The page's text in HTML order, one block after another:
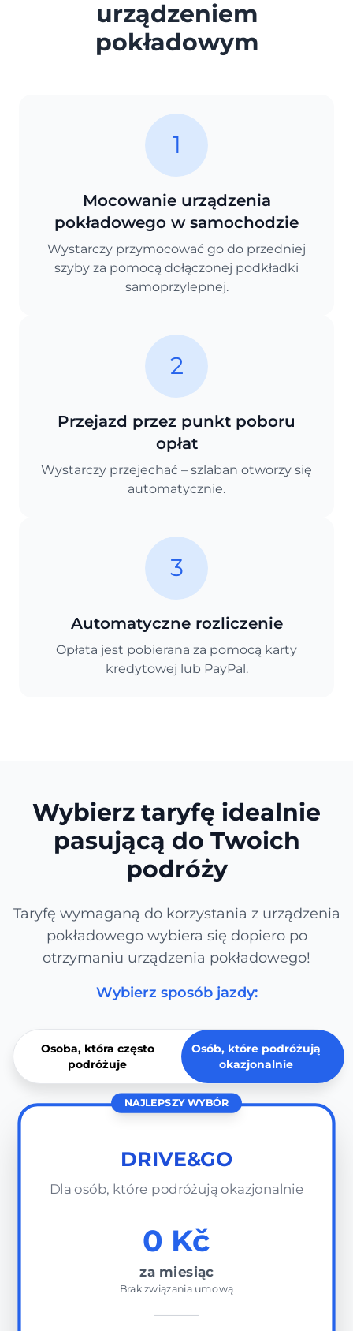
urządzeniem
pokładowym
1
Mocowanie urządzenia
pokładowego w samochodzie
Wystarczy przymocować go do przedniej
szyby za pomocą dołączonej podkładki
samoprzylepnej.
2
Przejazd przez punkt poboru
opłat
Wystarczy przejechać – szlaban otworzy się
automatycznie.
3
Automatyczne rozliczenie
Opłata jest pobierana za pomocą karty
kredytowej lub PayPal.
Wybierz taryfę idealnie
pasującą do Twoich
podróży
Taryfę wymaganą do korzystania z urządzenia
pokładowego wybiera się dopiero po
otrzymaniu urządzenia pokładowego!
Wybierz sposób jazdy:
Osoba, która często
podróżuje
Osób, które podróżują
okazjonalnie
NAJLEPSZY WYBÓR
DRIVE&GO
Dla osób, które podróżują okazjonalnie
0 Kč
za miesiąc
Brak związania umową